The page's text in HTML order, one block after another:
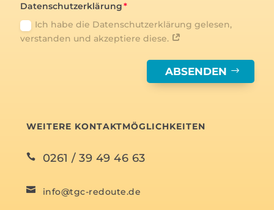
Datenschutzerklärung
Ich habe die Datenschutzerklärung gelesen,
verstanden und akzeptiere diese.
ABSENDEN
WEITERE KONTAKTMÖGLICHKEITEN
 0261 / 39 49 46 63
 info@tgc-redoute.de